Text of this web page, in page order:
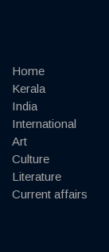
Home
Kerala
India
International
Art
Culture
Literature
Current affairs